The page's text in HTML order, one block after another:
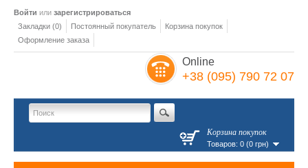
Войти или зарегистрироваться
Закладки (0)
Постоянный покупатель
Корзина покупок
Оформление заказа
Online
+38 (095) 790 72 07
Корзина покупок
Товаров: 0 (0 грн)